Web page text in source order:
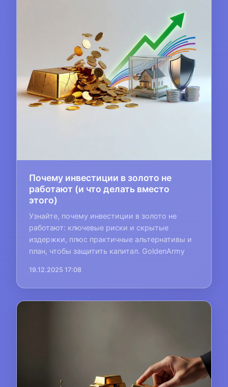
Почему инвестиции в золото не
работают (и что делать вместо
этого)
Узнайте, почему инвестиции в золото не
работают: ключевые риски и скрытые
издержки, плюс практичные альтернативы и
план, чтобы защитить капитал. GoldenArmy
19.12.2025 17:08